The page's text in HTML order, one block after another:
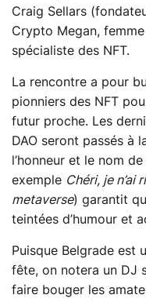
Craig Sellars
Crypto Megan,
spécialiste des NFT.
La rencontre a pour
pionniers des NFT
futur proche. Les
DAO seront passés à
l’honneur et le nom
exemple Chéri, je n’ai
metaverse) garantit
teintées d’humour et
Puisque Belgrade est
fête, on notera un DJ
faire bouger les